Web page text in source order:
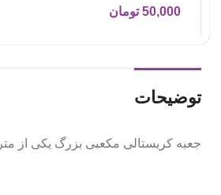
50,000 تومان
توضیحات
جعبه کریستالی مکعبی بزرگ یکی از